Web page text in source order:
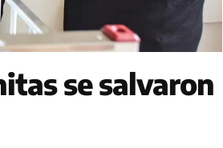
se salvaron